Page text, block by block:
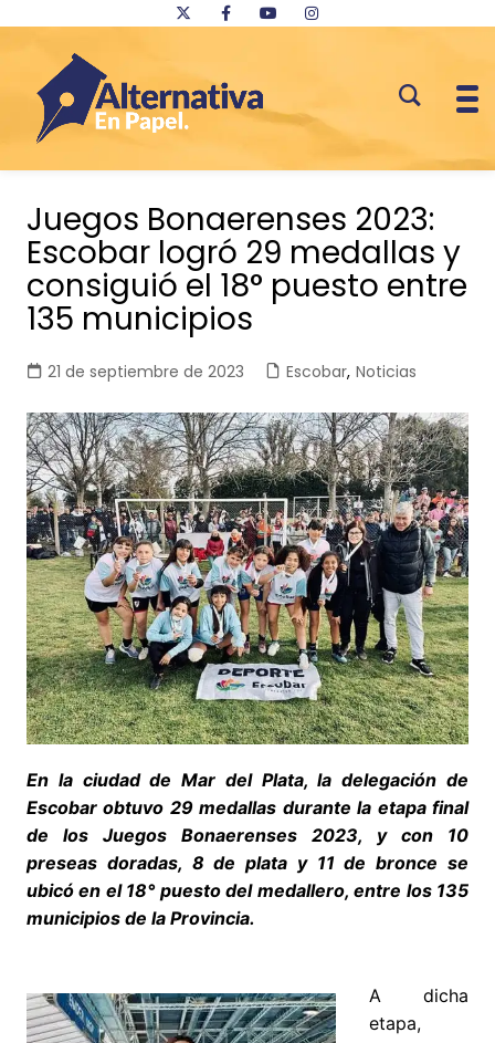
contenido
Juegos Bonaerenses 2023:
Escobar logró 29 medallas y
consiguió el 18° puesto entre
135 municipios
21 de septiembre de 2023 Escobar, Noticias
En la ciudad de Mar del Plata, la delegación de
Escobar obtuvo 29 medallas durante la etapa final
de los Juegos Bonaerenses 2023, y con 10
preseas doradas, 8 de plata y 11 de bronce se
ubicó en el 18° puesto del medallero, entre los 135
municipios de la Provincia.
A dicha
etapa,